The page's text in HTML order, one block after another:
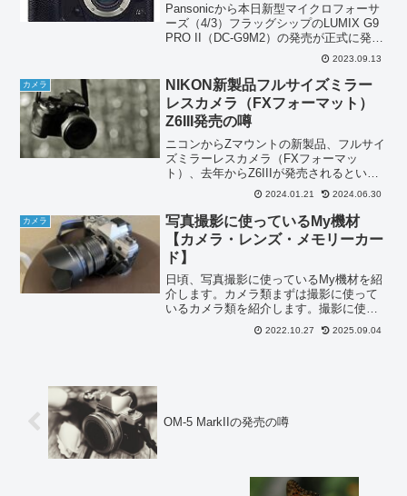
Pansonicから本日新型マイクロフォーサ
ーズ（4/3）フラッグシップのLUMIX G9
PRO II（DC-G9M2）の発売が正式に発表
されました。静止撮影に重きを置いたマ
イクロフォーサーズミラーレスカメラで
す。新型のフラッグシップモデ...
2023.09.13
カメラ
NIKON新製品フルサイズミラー
レスカメラ（FXフォーマット）
Z6III発売の噂
ニコンからZマウントの新製品、フルサイ
ズミラーレスカメラ（FXフォーマッ
ト）、去年からZ6IIIが発売されるという
噂が飛び交っています。噂は真実味を帯
びてきています。Z6が出たのが2018年11
月、Z6IIが出たのが2020年11月。ニコ
ン...
2024.01.21 2024.06.30
カメラ
写真撮影に使っているMy機材
【カメラ・レンズ・メモリーカー
ド】
日頃、写真撮影に使っているMy機材を紹
介します。カメラ類まずは撮影に使って
いるカメラ類を紹介します。撮影に使っ
ているカメラ類は、OMデジタルソリュー
ションズ：OM-D E-M5 MarkⅢ，OM-1
2022.10.27 2025.09.04
OM-5 MarkIIの発売の噂